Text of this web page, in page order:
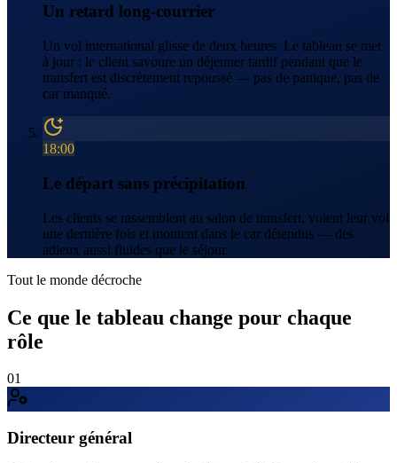
Un retard long-courrier
Un vol international glisse de deux heures. Le tableau se met
à jour ; le client savoure un déjeuner tardif pendant que le
transfert est discrètement repoussé — pas de panique, pas de
car manqué.
18:00
Le départ sans précipitation
Les clients se rassemblent au salon de transfert, voient leur vol
une dernière fois et montent dans le car détendus — des
adieux aussi fluides que le séjour.
Tout le monde décroche
Ce que le tableau change pour chaque
rôle
01
Directeur général